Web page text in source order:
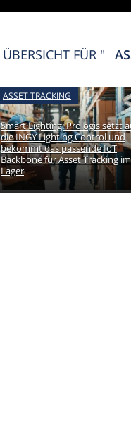
ÜBERSICHT FÜR "
ASSET TRACKING
Smart Lighting: Prologis setzt
die INGY Lighting Control und
bekommt das passende IoT
Backbone für Asset Tracking im
Lager